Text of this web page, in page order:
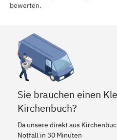
bewerten.
Sie brauchen einen
Kirchenbuch?
Da unsere direkt aus
Notfall in 30 Minuten